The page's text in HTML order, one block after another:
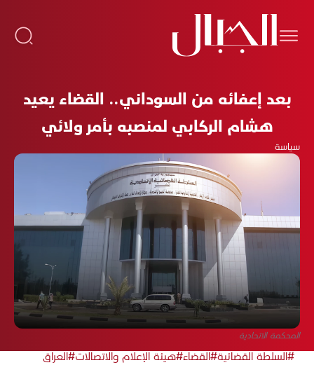
بعد إعفائه من السوداني.. القضاء يعيد
هشام الركابي لمنصبه بأمر ولائي
سياسة
المحكمة الاتحادية
#السلطة القضائية#القضاء#هيئة الإعلام والاتصالات#العراق